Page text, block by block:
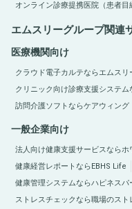
オンライン診療提携医院（患者目
エムスリーグループ関連
医療機関向け
クラウド電子カルテならエムスリ
クリニック向け診療支援システ
訪問介護ソフトならケアウィング
一般企業向け
法人向け健康支援サービスなら
健康経営レポートならEBHS Life
健康管理システムならハピネスパ
ストレスチェックなら職場のス